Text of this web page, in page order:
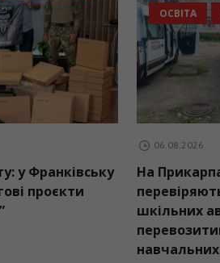
фронту: у Франківську
чергові проєкти
На